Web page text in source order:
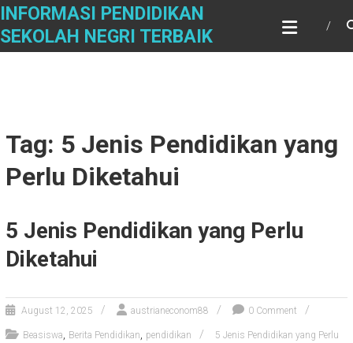
Skip
content
INFORMASI PENDIDIKAN
SEKOLAH NEGRI TERBAIK
Tag: 5 Jenis Pendidikan yang
Perlu Diketahui
5 Jenis Pendidikan yang Perlu
Diketahui
August 12, 2025 austrianeconom88 0 Comment
Beasiswa, Berita Pendidikan, pendidikan 5 Jenis Pendidikan yang Perlu